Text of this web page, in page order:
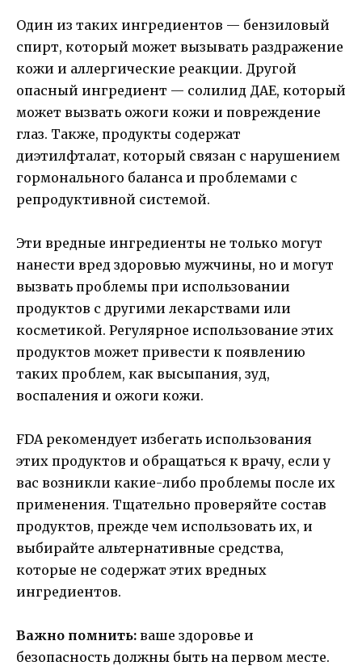
Один из таких ингредиентов — бензиловый
спирт, который может вызывать раздражение
кожи и аллергические реакции. Другой
опасный ингредиент — солилид ДАЕ, который
может вызвать ожоги кожи и повреждение
глаз. Также, продукты содержат
диэтилфталат, который связан с нарушением
гормонального баланса и проблемами с
репродуктивной системой.
Эти вредные ингредиенты не только могут
нанести вред здоровью мужчины, но и могут
вызвать проблемы при использовании
продуктов с другими лекарствами или
косметикой. Регулярное использование этих
продуктов может привести к появлению
таких проблем, как высыпания, зуд,
воспаления и ожоги кожи.
FDA рекомендует избегать использования
этих продуктов и обращаться к врачу, если у
вас возникли какие-либо проблемы после их
применения. Тщательно проверяйте состав
продуктов, прежде чем использовать их, и
выбирайте альтернативные средства,
которые не содержат этих вредных
ингредиентов.
Важно помнить: ваше здоровье и
безопасность должны быть на первом месте.